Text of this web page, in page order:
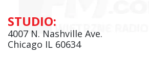
STUDIO:
4007 N. Nashville Ave.
Chicago IL 60634